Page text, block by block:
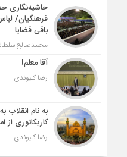
حاشیه‌نگاری
فرهنگیان/
باقی قضایا
محمدصالح
آقا معلم!
رضا کلیوندی
به نام
کاریکاتوری از
رضا کلیوندی